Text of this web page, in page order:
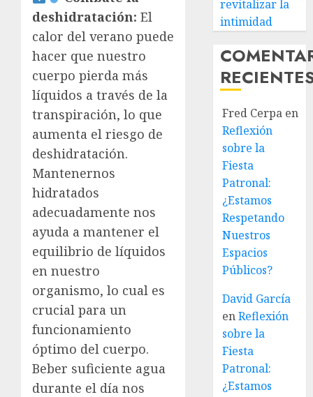
deshidratación: El
calor del verano puede
hacer que nuestro
cuerpo pierda más
líquidos a través de la
transpiración, lo que
aumenta el riesgo de
deshidratación.
Mantenernos
hidratados
adecuadamente nos
ayuda a mantener el
equilibrio de líquidos
en nuestro
organismo, lo cual es
crucial para un
funcionamiento
óptimo del cuerpo.
Beber suficiente agua
durante el día nos
revitalizar la
intimidad
Fred Cerpa en
Reflexión
sobre la
Fiesta
Patronal:
¿Estamos
Respetando
Nuestros
Espacios
Públicos?
David García
enReflexión
sobre la
Fiesta
Patronal:
¿Estamos